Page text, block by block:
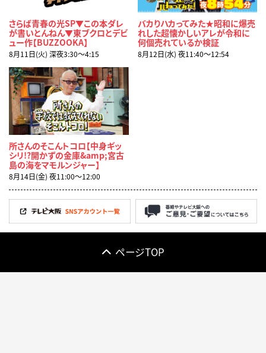
さらば青春の光SP▼この本ダレ
が書いとんねん▼東ブクロとデビ
ュー作【BUZZOOKA】
8月11日(火) 深夜3:30〜4:15
バカりハカってみた★昭和に爆売
れした超懐かしいアレが令和に
何個売れているか検証
8月12日(水) 夜11:40〜12:54
所さんのそこんトコロ【中身ギッ
シリ!?開かずの金庫&amp;宮古
島の海をマモルンジャー】
8月14日(金) 夜11:00〜12:00
ページTOP